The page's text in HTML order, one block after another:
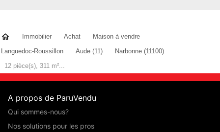
Immobilier Achat
Maison à vendre
Languedoc-Roussillon
Aude (11)
Narbonne (11100)
12 pièce(s), 311 m²...
A propos de ParuVendu
Qui sommes-nous?
Nos solutions pour les pros